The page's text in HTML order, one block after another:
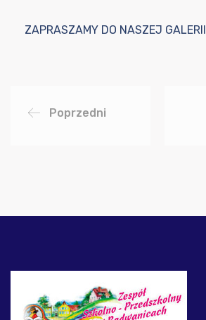
ZAPRASZAMY DO NASZEJ GALERII
Poprzedni